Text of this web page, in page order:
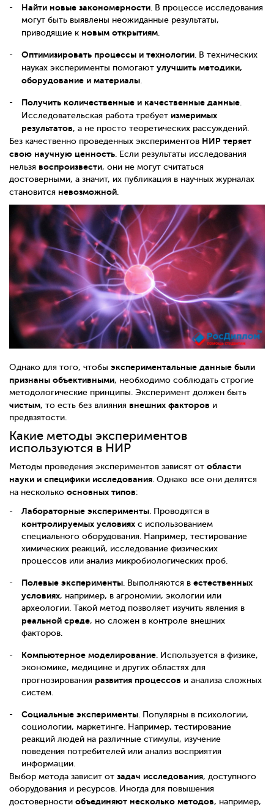
Найти новые закономерности . В процессе исследования
могут быть выявлены неожиданные результаты,
приводящие к новым открытиям
Оптимизировать процессы и технологии . В технических
науках эксперименты помогают улучшить методики,
оборудование и материалы
Получить количественные и качественные данные
Исследовательская работа требует измеримых
результатов, а не просто теоретических рассуждений.
Без качественно проведенных экспериментов НИР теряет
свою научную ценность . Если результаты исследования
нельзя воспроизвести, они не могут считаться
достоверными, а значит, их публикация в научных журналах
становится невозможной
Однако для того, чтобы экспериментальные данные были
признаны объективными, необходимо соблюдать строгие
методологические принципы. Эксперимент должен быть
чистым, то есть без влияния внешних факторов и
предвзятости.
Какие методы экспериментов
используются в НИР
Методы проведения экспериментов зависят от области
науки и специфики исследования. Однако все они делятся
на несколько основных типов:
Лабораторные эксперименты. Проводятся в
контролируемых условиях с использованием
специального оборудования. Например, тестирование
химических реакций, исследование физических
процессов или анализ микробиологических проб.
Полевые эксперименты. Выполняются в естественных
условиях, например, в агрономии, экологии или
археологии. Такой метод позволяет изучить явления в
реальной среде, но сложен в контроле внешних
факторов.
Компьютерное моделирование. Используется в физике,
экономике, медицине и других областях для
прогнозирования развития процессов и анализа сложных
систем.
Социальные эксперименты. Популярны в психологии,
социологии, маркетинге. Например, тестирование
реакций людей на различные стимулы, изучение
поведения потребителей или анализ восприятия
информации.
Выбор метода зависит от задач исследования, доступного
оборудования и ресурсов. Иногда для повышения
достоверности объединяют несколько методов, например,